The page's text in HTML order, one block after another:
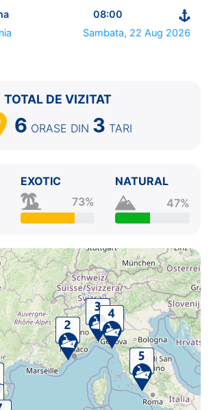
Roma
07:00 - 19:00
0:00 - 0:00
08:00
Sambata, 22 Aug 2026
TOTAL DE VIZITAT
6 ORASE DIN 3 TARI
EXOTIC
73%
NATURAL
47%